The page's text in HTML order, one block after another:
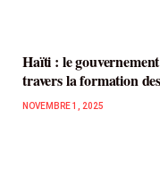
Haïti : le
travers la formation
NOVEMBRE 1, 2025